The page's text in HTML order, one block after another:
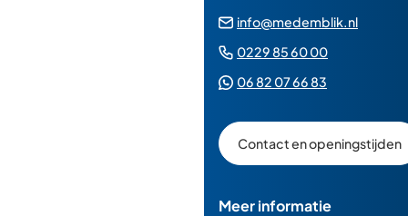
info@medemblik.nl
0229 85 60 00(Verwijst
06 82 07 66 83
een
Whatsapp
Contact en openingstijden
Meer informatie